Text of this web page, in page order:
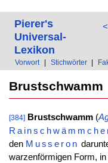
Pierer's
Universal-
Lexikon
Vorwort Stichwörter
Brustschwamm
[384] Brustschwamm(
den Musseron
warzenförmigen Form,